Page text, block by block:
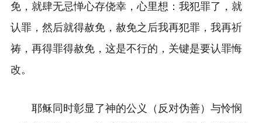
免，就肆无忌惮心存侥幸，心里想：我犯罪了，就
认罪，然后就得赦免，赦免之后我再犯罪，我再祈
祷，再得罪得赦免，这是不行的，关键是要认罪悔
改。
耶稣同时彰显了神的公义（反对伪善）与怜悯